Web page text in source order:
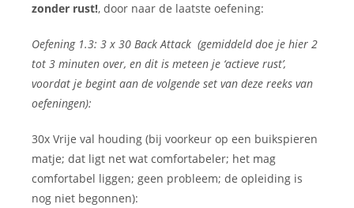
zonder rust!, door naar de laatste oefening:
Oefening 1.3: 3 x 30 Back Attack (gemiddeld doe je hier 2
tot 3 minuten over, en dit is meteen je ‘actieve rust’,
voordat je begint aan de volgende set van deze reeks van
oefeningen):
30x Vrije val houding (bij voorkeur op een buikspieren
matje; dat ligt net wat comfortabeler; het mag
comfortabel liggen; geen probleem; de opleiding is
nog niet begonnen):